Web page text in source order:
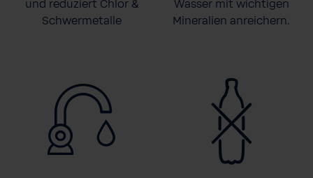
und reduziert Chlor &
Schwermetalle
Wasser mit wichtigen
Mineralien anreichern.